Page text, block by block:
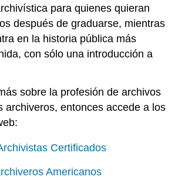
para quienes quieran
después de graduarse, mientras
en la historia pública más
con sólo una introducción a
sobre la profesión de archivos
archiveros, entonces accede a los
Certificados
Americanos